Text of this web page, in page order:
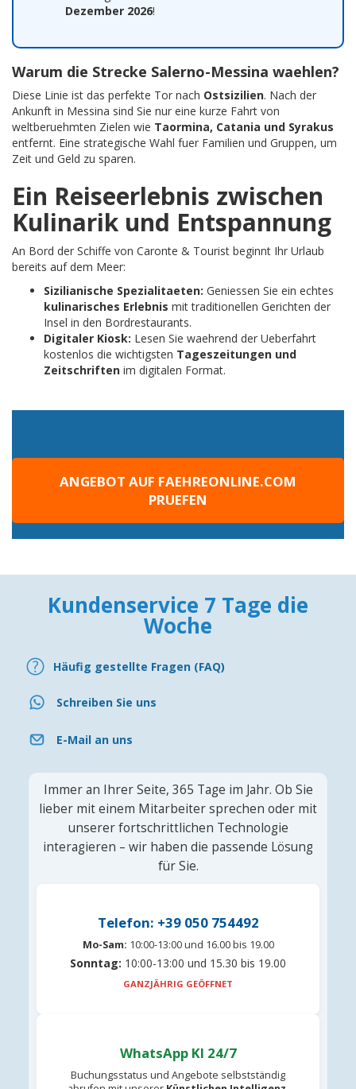
Dezember 2026!
Warum die Strecke Salerno-Messina waehlen?
Diese Linie ist das perfekte Tor nach Ostsizilien. Nach der
Ankunft in Messina sind Sie nur eine kurze Fahrt von
weltberuehmten Zielen wie Taormina, Catania und Syrakus
entfernt. Eine strategische Wahl fuer Familien und Gruppen, um
Zeit und Geld zu sparen.
Ein Reiseerlebnis zwischen
Kulinarik und Entspannung
An Bord der Schiffe von Caronte & Tourist beginnt Ihr Urlaub
bereits auf dem Meer:
Sizilianische Spezialitaeten: Geniessen Sie ein echtes
kulinarisches Erlebnis mit traditionellen Gerichten der
Insel in den Bordrestaurants.
Digitaler Kiosk: Lesen Sie waehrend der Ueberfahrt
kostenlos die wichtigsten Tageszeitungen und
Zeitschriften im digitalen Format.
ANGEBOT AUF FAEHREONLINE.COM
PRUEFEN
Kundenservice 7 Tage die
Woche
Häufig gestellte Fragen (FAQ)
Schreiben Sie uns
E-Mail an uns
Immer an Ihrer Seite, 365 Tage im Jahr. Ob Sie
lieber mit einem Mitarbeiter sprechen oder mit
unserer fortschrittlichen Technologie
interagieren – wir haben die passende Lösung
für Sie.
Telefon: +39 050 754492
Mo-Sam: 10:00-13:00 und 16.00 bis 19.00
Sonntag: 10:00-13:00 und 15.30 bis 19.00
GANZJÄHRIG GEÖFFNET
WhatsApp KI 24/7
Buchungsstatus und Angebote selbstständig